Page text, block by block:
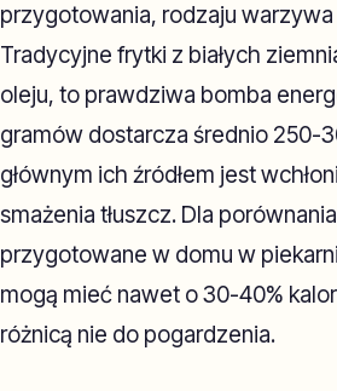
przygotowania, rodzaju
Tradycyjne frytki z białych
oleju, to prawdziwa bomba
gramów dostarcza średnio 250-
głównym ich źródłem jest
smażenia tłuszcz. Dla
przygotowane w domu w
mogą mieć nawet o 30-40%
różnicą nie do pogardzenia.